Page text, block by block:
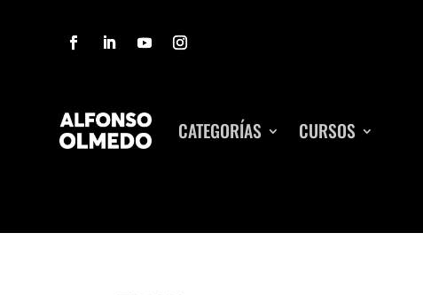
CATEGORÍAS CURSOS